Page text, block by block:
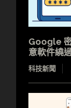
Google
意軟件繞
科技新聞